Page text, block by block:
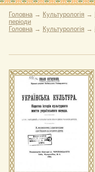
Головна → Культурологія →
періоди
Головна → Культурологія →